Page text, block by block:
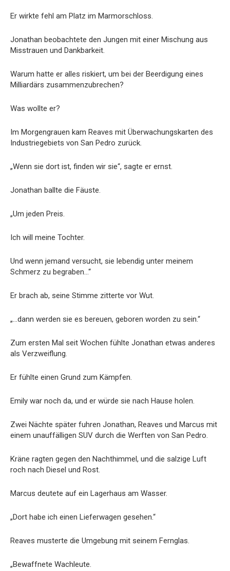
Er wirkte fehl am Platz im Marmorschloss.
Jonathan beobachtete den Jungen mit einer Mischung aus
Misstrauen und Dankbarkeit.
Warum hatte er alles riskiert, um bei der Beerdigung eines
Milliardärs zusammenzubrechen?
Was wollte er?
Im Morgengrauen kam Reaves mit Überwachungskarten des
Industriegebiets von San Pedro zurück.
„Wenn sie dort ist, finden wir sie“, sagte er ernst.
Jonathan ballte die Fäuste.
„Um jeden Preis.
Ich will meine Tochter.
Und wenn jemand versucht, sie lebendig unter meinem
Schmerz zu begraben…“
Er brach ab, seine Stimme zitterte vor Wut.
„…dann werden sie es bereuen, geboren worden zu sein.“
Zum ersten Mal seit Wochen fühlte Jonathan etwas anderes
als Verzweiflung.
Er fühlte einen Grund zum Kämpfen.
Emily war noch da, und er würde sie nach Hause holen.
Zwei Nächte später fuhren Jonathan, Reaves und Marcus mit
einem unauffälligen SUV durch die Werften von San Pedro.
Kräne ragten gegen den Nachthimmel, und die salzige Luft
roch nach Diesel und Rost.
Marcus deutete auf ein Lagerhaus am Wasser.
„Dort habe ich einen Lieferwagen gesehen.“
Reaves musterte die Umgebung mit seinem Fernglas.
„Bewaffnete Wachleute.